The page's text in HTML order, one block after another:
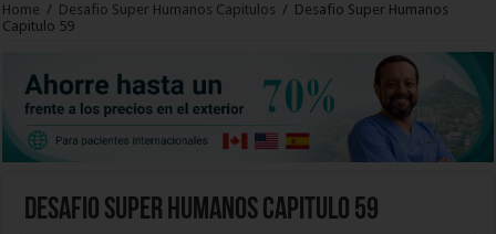
Home / Desafio Super Humanos Capitulos / Desafio Super Humanos
Capitulo 59
Desafio Super Humanos Capitulo 59